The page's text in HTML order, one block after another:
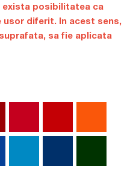
exista posibilitatea ca
usor diferit. In acest sens,
sa fie aplicata